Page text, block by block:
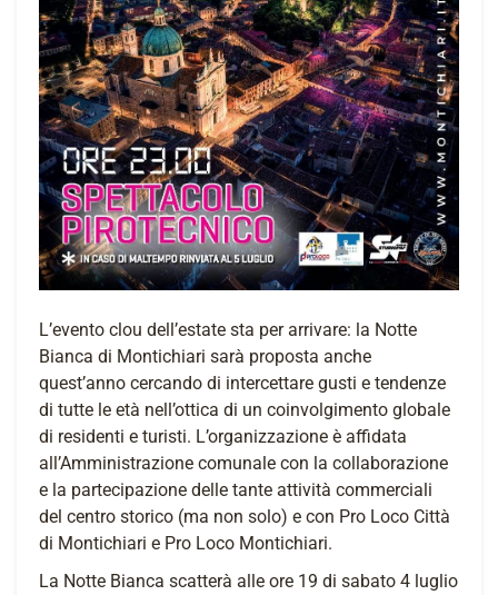
L’evento clou dell’estate sta per arrivare: la Notte
Bianca di Montichiari sarà proposta anche
quest’anno cercando di intercettare gusti e tendenze
di tutte le età nell’ottica di un coinvolgimento globale
di residenti e turisti. L’organizzazione è affidata
all’Amministrazione comunale con la collaborazione
e la partecipazione delle tante attività commerciali
del centro storico (ma non solo) e con Pro Loco Città
di Montichiari e Pro Loco Montichiari.
La Notte Bianca scatterà alle ore 19 di sabato 4 luglio